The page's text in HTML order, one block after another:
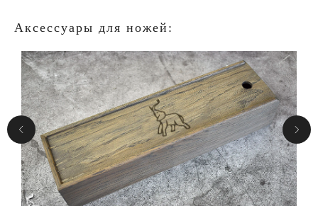
Аксессуары для ножей: